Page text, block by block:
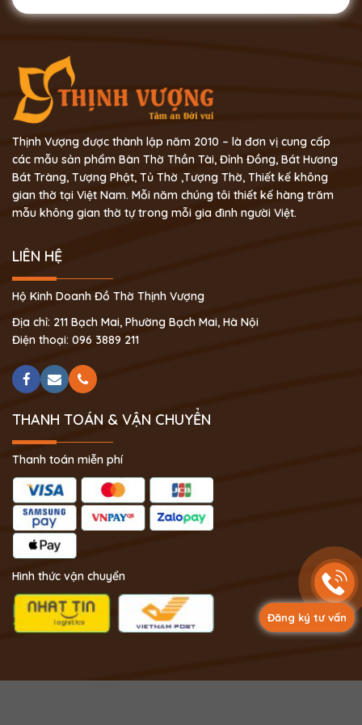
Đăng ký tư vấn
Thịnh Vượng được thành lập năm 2010 – là đơn vị cung cấp
các mẫu sản phẩm Bàn Thờ Thần Tài, Đỉnh Đồng, Bát Hương
Bát Tràng, Tượng Phật, Tủ Thờ ,Tượng Thờ, Thiết kế không
gian thờ tại Việt Nam. Mỗi năm chúng tôi thiết kế hàng trăm
mẫu không gian thờ tự trong mỗi gia đình người Việt.
LIÊN HỆ
Hộ Kinh Doanh Đồ Thờ Thịnh Vượng
Địa chỉ: 211 Bạch Mai, Phường Bạch Mai, Hà Nội
Điện thoại: 096 3889 211
THANH TOÁN & VẬN CHUYỂN
Thanh toán miễn phí
Hình thức vận chuyển